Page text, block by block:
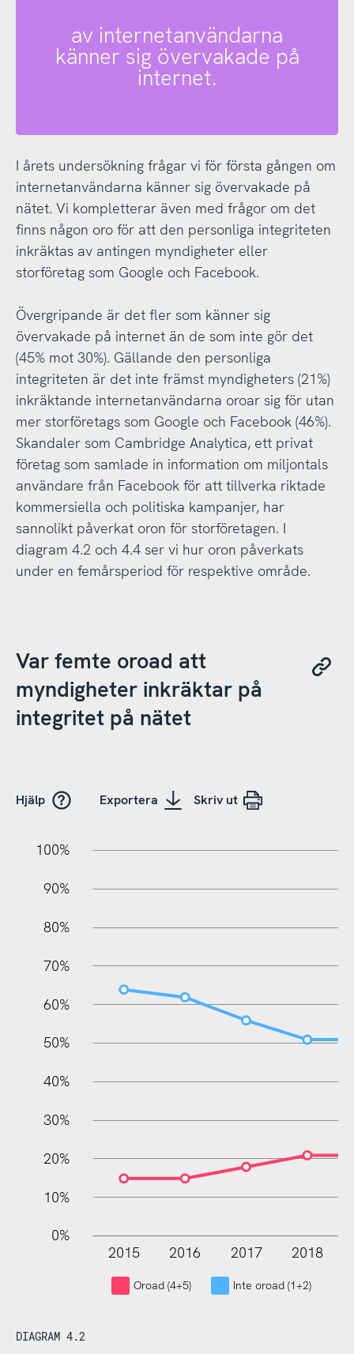
av internetanvändarna
känner sig övervakade på
internet.
I årets undersökning frågar vi för första gången om
internetanvändarna känner sig övervakade på
nätet. Vi kompletterar även med frågor om det
finns någon oro för att den personliga integriteten
inkräktas av antingen myndigheter eller
storföretag som Google och Facebook.
Övergripande är det fler som känner sig
övervakade på internet än de som inte gör det
(45% mot 30%). Gällande den personliga
integriteten är det inte främst myndigheters (21%)
inkräktande internetanvändarna oroar sig för utan
mer storföretags som Google och Facebook (46%).
Skandaler som Cambridge Analytica, ett privat
företag som samlade in information om miljontals
användare från Facebook för att tillverka riktade
kommersiella och politiska kampanjer, har
sannolikt påverkat oron för storföretagen. I
diagram 4.2 och 4.4 ser vi hur oron påverkats
under en femårsperiod för respektive område.
Var femte oroad att
myndigheter inkräktar på
integritet på nätet
Hjälp Exportera Skriv ut
100%
100%
90%
80%
70%
60%
50%
40%
30%
20%
10%
0%
L
2015 2016 2017 2018
Oroad (4+5) Inte oroad (1+2)
DIAGRAM 4.2